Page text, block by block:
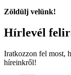
Zöldülj velünk!
Hírlevél
Iratkozzon fel most,
híreinkről!